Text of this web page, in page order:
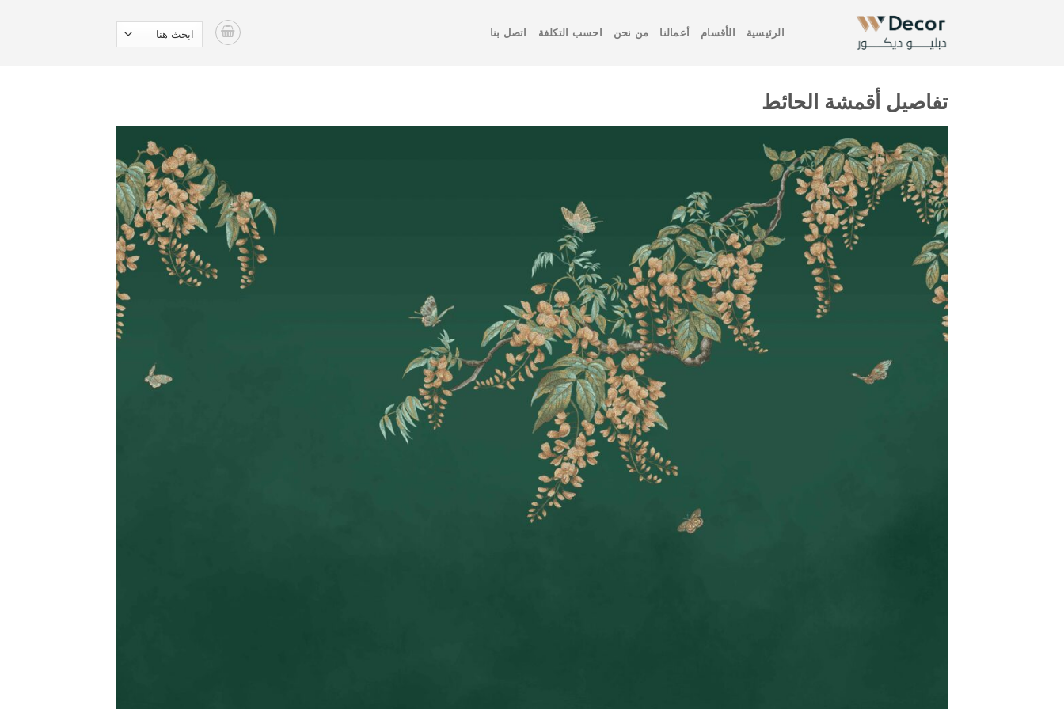
الرئيسية الأقسام أعمالنا من نحن احسب التكلفة اتصل بنا
تفاصيل أقمشة الحائط